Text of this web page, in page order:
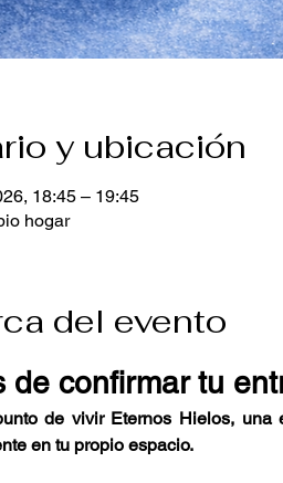
y ubicación
18:45 – 19:45
hogar
del evento
de confirmar tu
de vivir Eternos Hielos, una
en tu propio espacio.